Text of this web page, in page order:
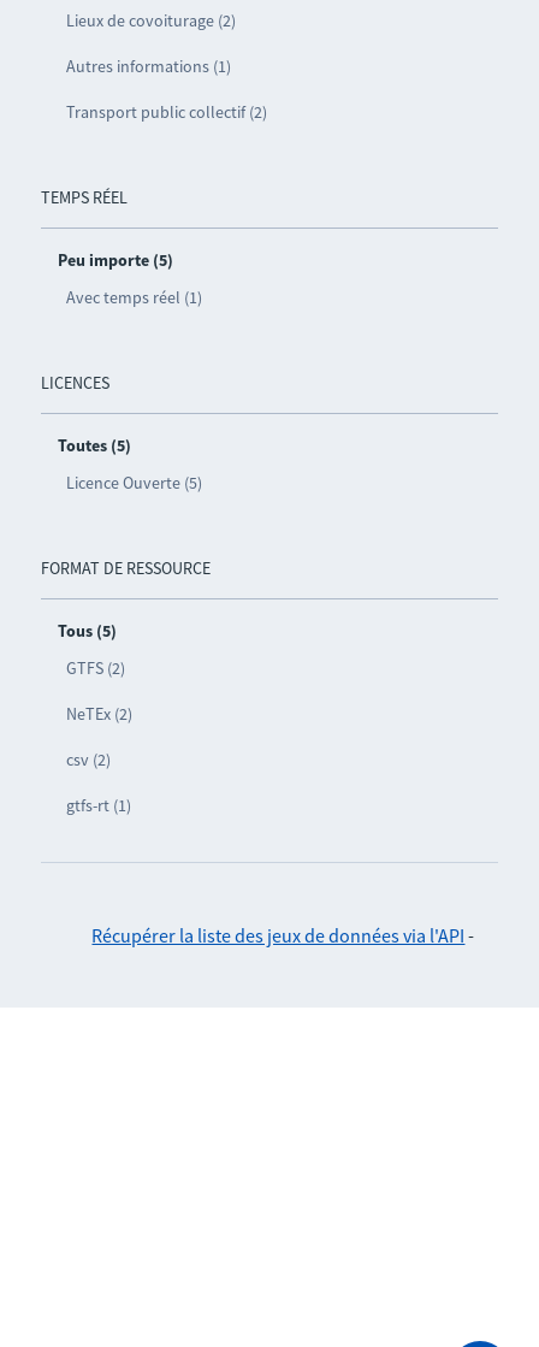
Lieux de covoiturage (2)
Autres informations (1)
Transport public collectif (2)
TEMPS RÉEL
Peu importe (5)
Avec temps réel (1)
LICENCES
Toutes (5)
Licence Ouverte (5)
FORMAT DE RESSOURCE
Tous (5)
GTFS (2)
NeTEx (2)
csv (2)
gtfs-rt (1)
Récupérer la liste des jeux de données via l'API -